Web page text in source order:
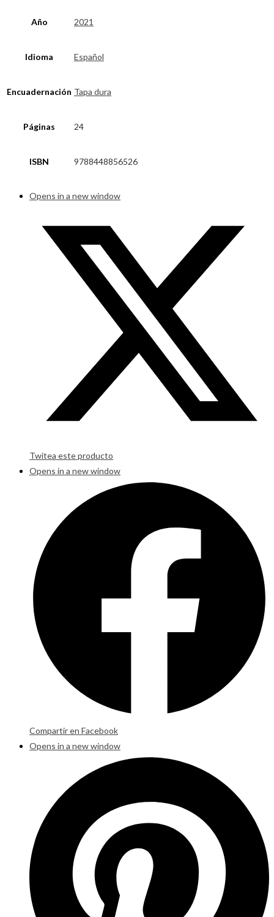
Año 2021
Idioma Español
Encuadernación Tapa dura
Páginas 24
ISBN 9788448856526
Opens in a new window
Twitea este producto
Opens in a new window
Compartir en Facebook
Opens in a new window